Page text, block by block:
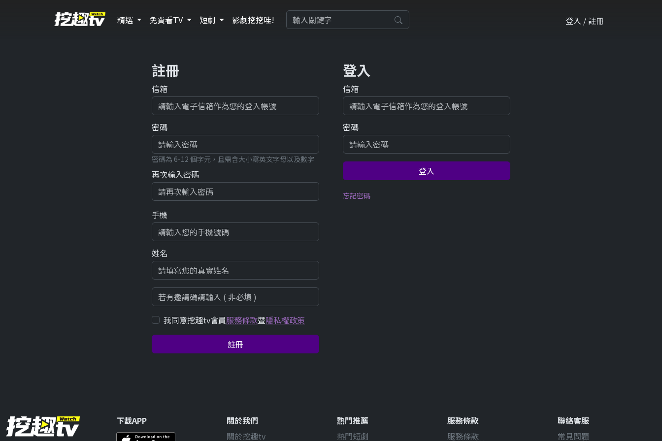
精選 免費看TV 短劇 影劇挖挖哇! 登入 / 註冊
註冊
信箱
密碼
密碼為 6-12 個字元，且需含大小寫英文字母以及數字
再次輸入密碼
手機
姓名
我同意挖趣tv會員服務條款暨隱私權政策
註冊
登入
信箱
密碼
登入
忘記密碼
下載APP
關於我們
關於挖趣tv
熱門推薦
熱門短劇
服務條款
服務條款
聯絡客服
常見問題